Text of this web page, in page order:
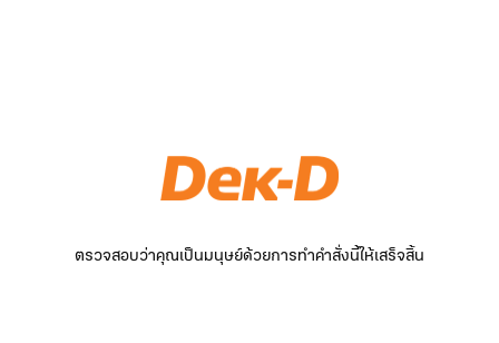
ตรวจสอบว่าคุณเป็นมนุษย์ด้วยการทำคำสั่งนี้ให้เสร็จสิ้น